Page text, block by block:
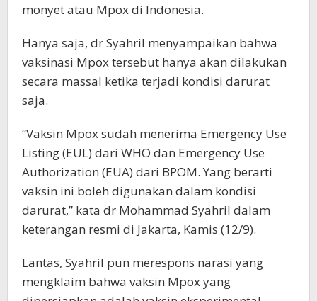
monyet atau Mpox di Indonesia.
Hanya saja, dr Syahril menyampaikan bahwa
vaksinasi Mpox tersebut hanya akan dilakukan
secara massal ketika terjadi kondisi darurat
saja.
“Vaksin Mpox sudah menerima Emergency Use
Listing (EUL) dari WHO dan Emergency Use
Authorization (EUA) dari BPOM. Yang berarti
vaksin ini boleh digunakan dalam kondisi
darurat,” kata dr Mohammad Syahril dalam
keterangan resmi di Jakarta, Kamis (12/9).
Lantas, Syahril pun merespons narasi yang
mengklaim bahwa vaksin Mpox yang